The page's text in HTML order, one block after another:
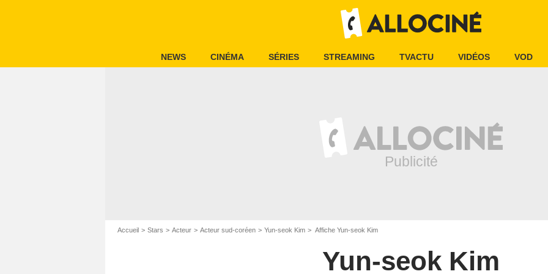
NEWS CINÉMA SÉRIES STREAMING TVACTU VIDÉOS VOD
Accueil Stars Acteur Acteur sud-coréen Yun-seok Kim Affiche Yun-seok Kim
Yun-seok Kim